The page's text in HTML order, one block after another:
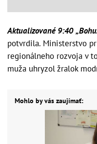
Aktualizované 9:40
potvrdila. Ministerstvo
regionálneho rozvoja v
muža uhryzol žralok
Mohlo by vás zaujímať: